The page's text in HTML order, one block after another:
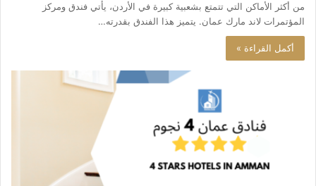
من أكثر الأماكن التي تتمتع بشعبية كبيرة في الأردن، يأتي فندق ومركز
المؤتمرات لاند مارك عمان. يتميز هذا الفندق بقدرته…
أكمل القراءة »